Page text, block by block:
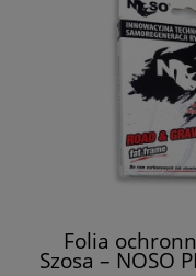
Folia
Szosa – NOSO